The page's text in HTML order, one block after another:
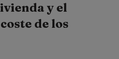
y el
de los